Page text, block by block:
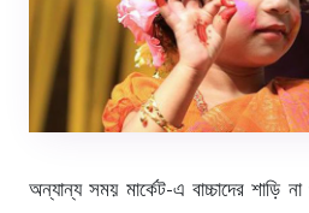
অন্যান্য সময় মার্কেট-এ বাচ্চাদের শাড়ি